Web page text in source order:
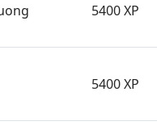
5400 XP
5400 XP